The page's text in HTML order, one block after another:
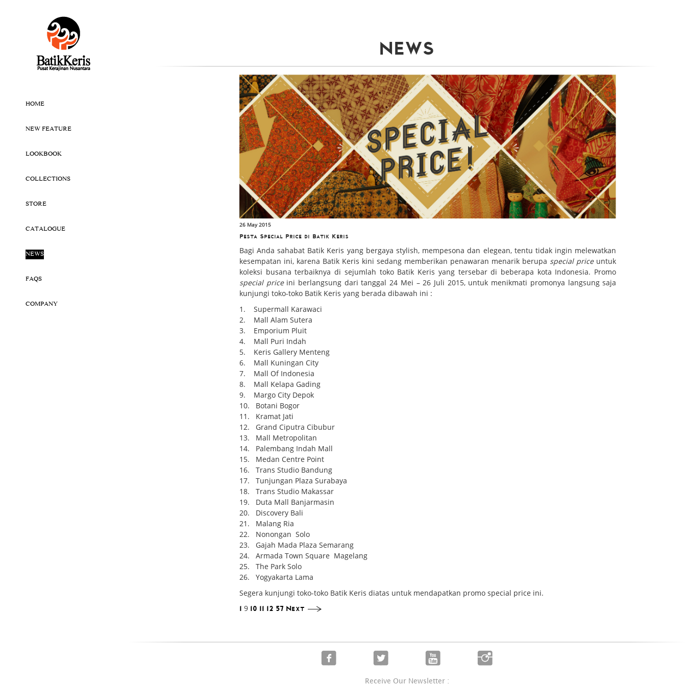
HOME
NEW FEATURE
LOOKBOOK
COLLECTIONS
STORE
CATALOGUE
NEWS
FAQS
COMPANY
NEWS
26 May 2015
Pesta Special Price di Batik Keris
Bagi Anda sahabat Batik Keris yang bergaya stylish, mempesona dan elegean, tentu tidak ingin melewatkan
kesempatan ini, karena Batik Keris kini sedang memberikan penawaran menarik berupa special price untuk
koleksi busana terbaiknya di sejumlah toko Batik Keris yang tersebar di beberapa kota Indonesia. Promo
special price ini berlangsung dari tanggal 24 Mei – 26 Juli 2015, untuk menikmati promonya langsung saja
kunjungi toko-toko Batik Keris yang berada dibawah ini :
1. Supermall Karawaci
2. Mall Alam Sutera
3. Emporium Pluit
4. Mall Puri Indah
5. Keris Gallery Menteng
6. Mall Kuningan City
7. Mall Of Indonesia
8. Mall Kelapa Gading
9. Margo City Depok
10. Botani Bogor
11. Kramat Jati
12. Grand Ciputra Cibubur
13. Mall Metropolitan
14. Palembang Indah Mall
15. Medan Centre Point
16. Trans Studio Bandung
17. Tunjungan Plaza Surabaya
18. Trans Studio Makassar
19. Duta Mall Banjarmasin
20. Discovery Bali
21. Malang Ria
22. Nonongan Solo
23. Gajah Mada Plaza Semarang
24. Armada Town Square Magelang
25. The Park Solo
26. Yogyakarta Lama
Segera kunjungi toko-toko Batik Keris diatas untuk mendapatkan promo special price ini.
1 9 10 11 12 57 Next
Receive Our Newsletter :